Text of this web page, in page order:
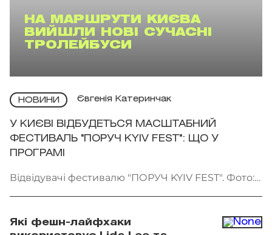
НА МАРШРУТИ КИЄВА
ВИЙШЛИ НОВІ СУЧАСНІ
ТРОЛЕЙБУСИ
НОВИНИ Євгенія Катеринчак
У КИЄВІ ВІДБУДЕТЬСЯ МАСШТАБНИЙ
ФЕСТИВАЛЬ "ПОРУЧ KYIV FEST": ЩО У
ПРОГРАМІ
Відвідувачі фестивалю "ПОРУЧ KYIV FEST". Фото:
Які фешн-лайфхаки